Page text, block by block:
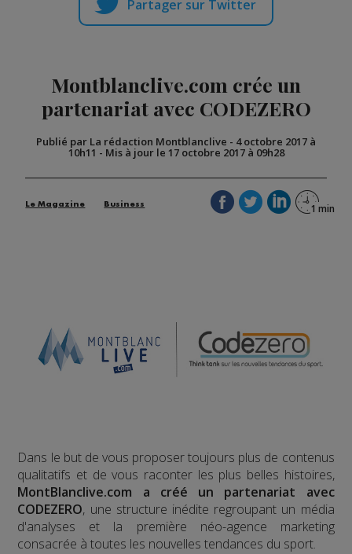
Partager sur Twitter
Montblanclive.com crée un
partenariat avec CODEZERO
Publié par La rédaction Montblanclive - 4 octobre 2017 à
10h11 - Mis à jour le 17 octobre 2017 à 09h28
Le Magazine Business
Dans le but de vous proposer toujours plus de contenus
qualitatifs et de vous raconter les plus belles histoires,
MontBlanclive.com a créé un partenariat avec
CODEZERO, une structure inédite regroupant un média
d'analyses et la première néo-agence marketing
consacrée à toutes les nouvelles tendances du sport.